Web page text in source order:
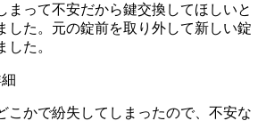
まって不安だから鍵交換してほしいと
した。元の錠前を取り外して新しい錠
した。
こかで紛失してしまったので、不安な